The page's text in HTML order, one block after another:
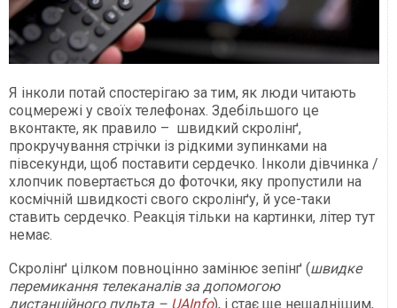
Я інколи потай спостерігаю за тим, як люди читають
соцмережі у своїх телефонах. Здебільшого це
вконтакте, як правило – швидкий скролінґ,
прокручування стрічки із рідкими зупинками на
півсекунди, щоб поставити сердечко. Інколи дівчинка /
хлопчик повертається до фоточки, яку пропустили на
космічній швидкості свого скролінґу, й усе-таки
ставить сердечко. Реакція тільки на картинки, літер тут
немає.
Скролінґ цілком повноцінно замінює зепінґ (швидке
перемикання телеканалів за допомогою
дистанційного пульта – UAInfo), і стає ще нещаднішим,